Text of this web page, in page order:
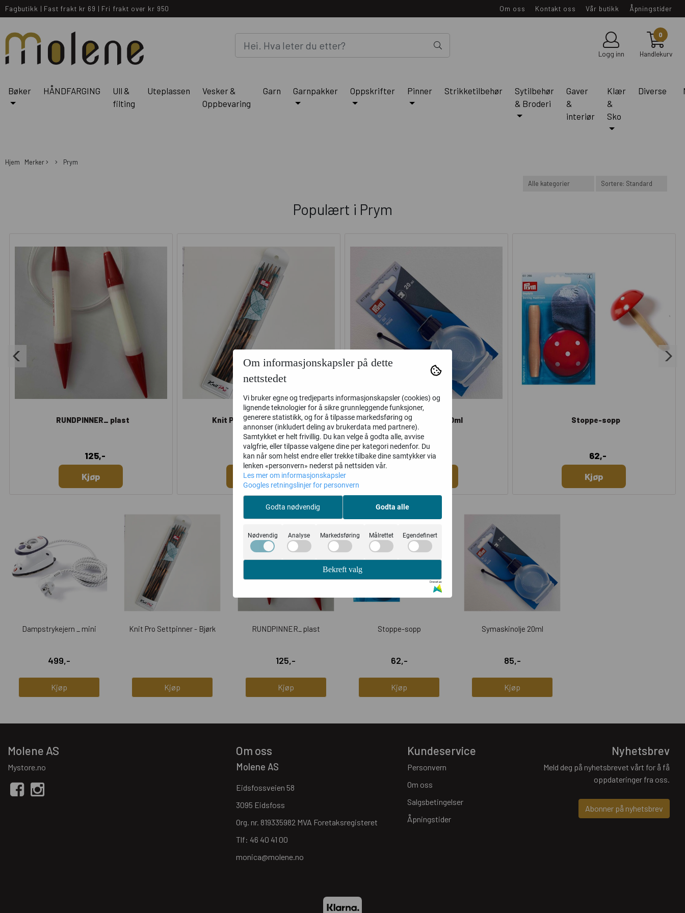
Fagbutikk | Fast frakt kr 69 | Fri frakt over kr 950 Om oss Kontakt oss Vår butikk Åpningstider
Logg inn
0
Handlekurv
Bøker HÅNDFARGING
Ull &
filting
Uteplassen
Vesker &
Oppbevaring
Garn Garnpakker Oppskrifter Pinner Strikketilbehør
Sytilbehør
& Broderi
Gaver
&
interiør
Klær
&
Sko
Diverse
Hjem Merker Prym
Populært i Prym
RUNDPINNER_ plast
125,-
Kjøp
Knit Pro Settpinner - Bjørk
0,-
Kjøp
Symaskinolje 20ml
85,-
Stoppe-sopp
62,-
Kjøp
Dampstrykejern _ mini
499,-
Kjøp
Knit Pro Settpinner - Bjørk
Kjøp
RUNDPINNER_ plast
125,-
Kjøp
Stoppe-sopp
62,-
Kjøp
Symaskinolje 20ml
85,-
Kjøp
Molene AS
Mystore.no
Om oss
Molene AS
Eidsfossveien 58
3095 Eidsfoss
Org. nr. 819335982 MVA Foretaksregisteret
Tlf: 46 40 41 00
monica@molene.no
Kundeservice
Personvern
Om oss
Salgsbetingelser
Åpningstider
Nyhetsbrev
Meld deg på nyhetsbrevet vårt for å få
oppdateringer fra oss.
Abonner på nyhetsbrev
Om informasjonskapsler på dette
nettstedet
Vi bruker egne og tredjeparts informasjonskapsler (cookies) og
lignende teknologier for å sikre grunnleggende funksjoner,
generere statistikk, og for å tilpasse markedsføring og
annonser (inkludert deling av brukerdata med partnere).
Samtykket er helt frivillig. Du kan velge å godta alle, avvise
valgfrie, eller tilpasse valgene dine per kategori nedenfor. Du
kan når som helst endre eller trekke tilbake dine samtykker via
lenken «personvern» nederst på nettsiden vår.
Les mer om informasjonskapsler
Googles retningslinjer for personvern
Godta nødvendig Godta alle
Nødvendig Analyse Markedsføring Målrettet Egendefinert
Bekreft valg
Drevet av